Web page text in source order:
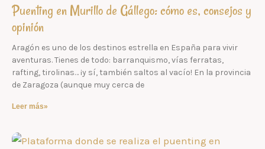
Puenting en Murillo de Gállego: cómo es, consejos y
opinión
Aragón es uno de los destinos estrella en España para vivir
aventuras. Tienes de todo: barranquismo, vías ferratas,
rafting, tirolinas… ¡y sí, también saltos al vacío! En la provincia
de Zaragoza (aunque muy cerca de
Leer más»